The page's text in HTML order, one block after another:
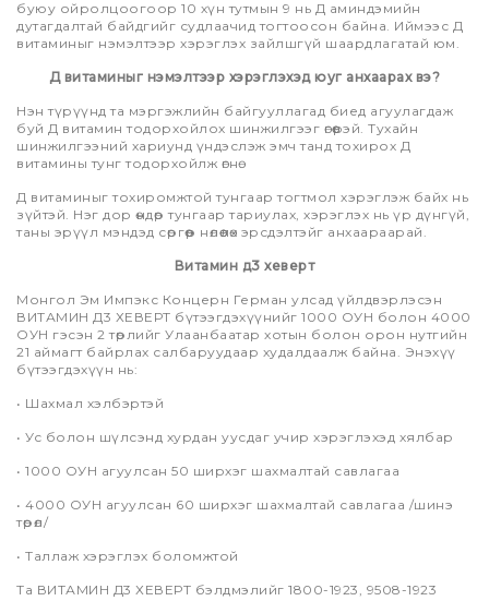
буюу ойролцоогоор 10 хүн тутмын 9 нь Д аминдэмийн
дутагдалтай байдгийг судлаачид тогтоосон байна. Иймээс Д
витаминыг нэмэлтээр хэрэглэх зайлшгүй шаардлагатай юм.
Д витаминыг нэмэлтээр хэрэглэхэд юуг анхаарах вэ?
Нэн түрүүнд та мэргэжлийн байгууллагад биед агуулагдаж
буй Д витамин тодорхойлох шинжилгээг өгөөрэй. Тухайн
шинжилгээний хариунд үндэслэж эмч танд тохирох Д
витамины тунг тодорхойлж өгнө.
Д витаминыг тохиромжтой тунгаар тогтмол хэрэглэж байх нь
зүйтэй. Нэг дор өндөр тунгаар тариулах, хэрэглэх нь үр дүнгүй,
таны эрүүл мэндэд сөргөөр нөлөөлөх эрсдэлтэйг анхаараарай.
Витамин д3 хеверт
Монгол Эм Импэкс Концерн Герман улсад үйлдвэрлэсэн
ВИТАМИН Д3 ХЕВЕРТ бүтээгдэхүүнийг 1000 ОУН болон 4000
ОУН гэсэн 2 төрлийг Улаанбаатар хотын болон орон нутгийн
21 аймагт байрлах салбаруудаар худалдаалж байна. Энэхүү
бүтээгдэхүүн нь:
• Шахмал хэлбэртэй
• Ус болон шүлсэнд хурдан уусдаг учир хэрэглэхэд хялбар
• 1000 ОУН агуулсан 50 ширхэг шахмалтай савлагаа
• 4000 ОУН агуулсан 60 ширхэг шахмалтай савлагаа /шинэ
төрөл/
• Таллаж хэрэглэх боломжтой
Та ВИТАМИН Д3 ХЕВЕРТ бэлдмэлийг 1800-1923, 9508-1923